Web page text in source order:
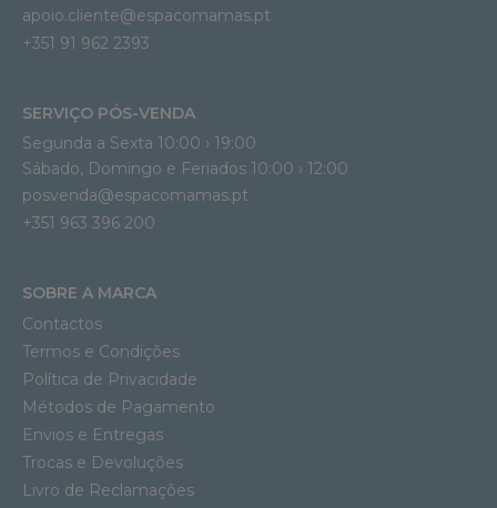
apoio.cliente@espacomamas.pt
+351 91 962 2393
SERVIÇO PÓS-VENDA
Segunda a Sexta 10:00 › 19:00
Sábado, Domingo e Feriados 10:00 › 12:00
posvenda@espacomamas.pt
+351 963 396 200
SOBRE A MARCA
Contactos
Termos e Condições
Política de Privacidade
Métodos de Pagamento
Envios e Entregas
Trocas e Devoluções
Livro de Reclamações